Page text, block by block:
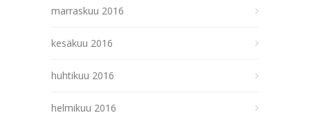
marraskuu 2016
kesäkuu 2016
huhtikuu 2016
helmikuu 2016